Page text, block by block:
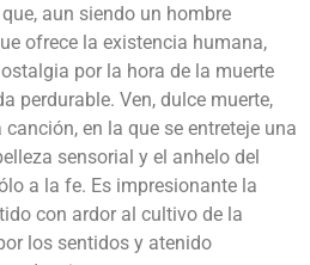
aun siendo un hombre
ofrece la existencia humana,
por la hora de la muerte
perdurable. Ven, dulce muerte,
en la que se entreteje una
sensorial y el anhelo del
a la fe. Es impresionante la
con ardor al cultivo de la
los sentidos y atenido